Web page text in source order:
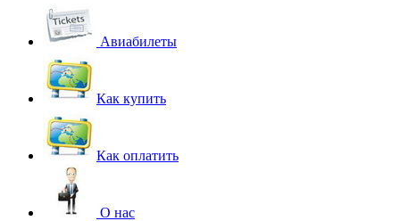
Авиабилеты
Как купить
Как оплатить
О нас